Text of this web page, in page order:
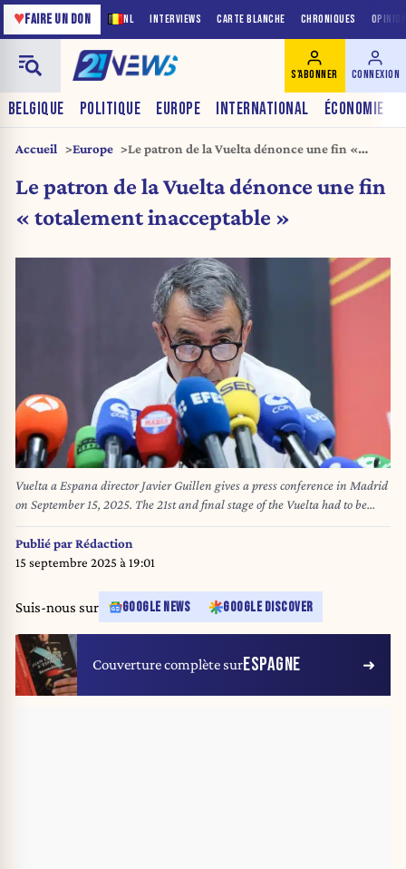
NL INTERVIEWS CARTE BLANCHE CHRONIQUES
♥FAIRE UN DON
BELGIQUE POLITIQUE EUROPE INTERNATIONAL ÉCONOMIE
S'ABONNER CONNEXION
Accueil Europe
Le patron de la Vuelta dénonce une fin «
Le patron de la Vuelta dénonce une fin
« totalement inacceptable »
Vuelta a Espana director Javier Guillen gives a press conference in Madrid
on September 15, 2025. The 21st and final stage of the Vuelta had to be
abandoned after Pro-Palestinian demonstrators invaded the course on
September 14, 2025. Thomas COEX / AFP
Publié parRédaction
15 septembre 2025 à 19:01
Suis-nous sur GOOGLE NEWS GOOGLE DISCOVER
Couverture complète surESPAGNE